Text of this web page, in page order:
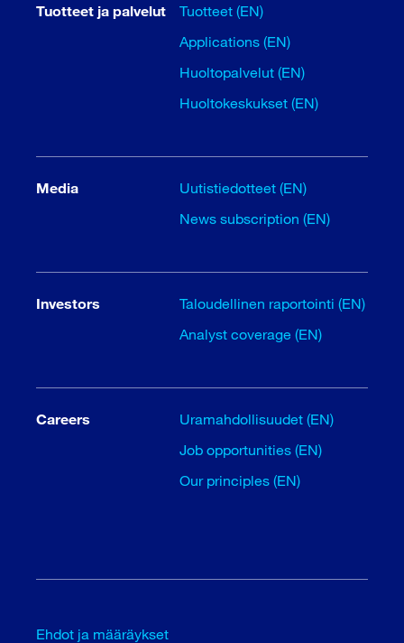
Tuotteet ja palvelut
Tuotteet (EN)
Applications (EN)
Huoltopalvelut (EN)
Huoltokeskukset (EN)
Media
Uutistiedotteet (EN)
News subscription (EN)
Investors
Taloudellinen raportointi (EN)
Analyst coverage (EN)
Careers
Uramahdollisuudet (EN)
Job opportunities (EN)
Our principles (EN)
Ehdot ja määräykset